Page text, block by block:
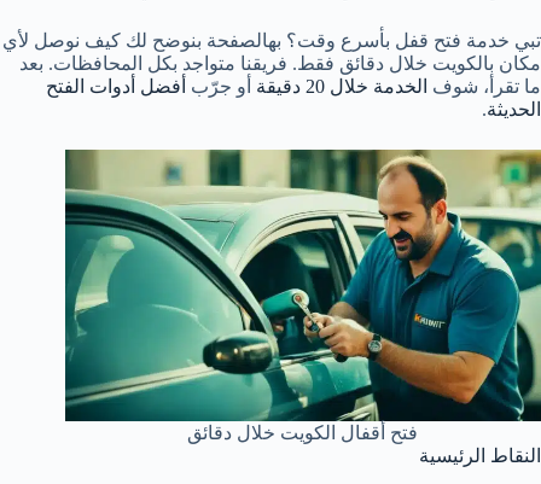
تبي خدمة فتح قفل بأسرع وقت؟ بهالصفحة بنوضح لك كيف نوصل لأي
مكان بالكويت خلال دقائق فقط. فريقنا متواجد بكل المحافظات. بعد
ما تقرأ، شوف الخدمة خلال 20 دقيقة أو جرّب أفضل أدوات الفتح
الحديثة.
فتح أقفال الكويت خلال دقائق
النقاط الرئيسية